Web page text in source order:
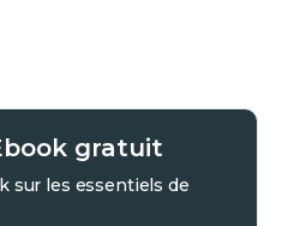
gratuit
sur les essentiels de